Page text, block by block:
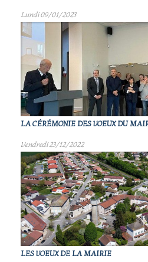
Lundi 09/01/2023
LA CÉRÉMONIE DES VOEUX DU
Vendredi 23/12/2022
LES VOEUX DE LA MAIRIE